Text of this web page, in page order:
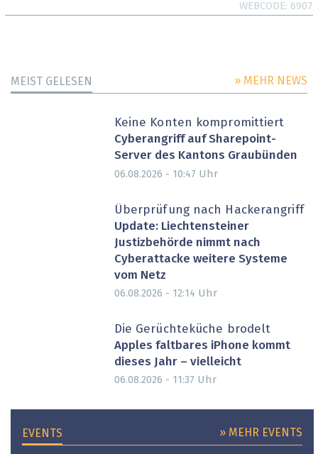
WEBCODE 6907
MEIST GELESEN » MEHR NEWS
Keine Konten kompromittiert
Cyberangriff auf Sharepoint-
Server des Kantons Graubünden
06.08.2026 - 10:47 Uhr
Überprüfung nach Hackerangriff
Update: Liechtensteiner
Justizbehörde nimmt nach
Cyberattacke weitere Systeme
vom Netz
06.08.2026 - 12:14 Uhr
Die Gerüchteküche brodelt
Apples faltbares iPhone kommt
dieses Jahr – vielleicht
06.08.2026 - 11:37 Uhr
EVENTS » MEHR EVENTS